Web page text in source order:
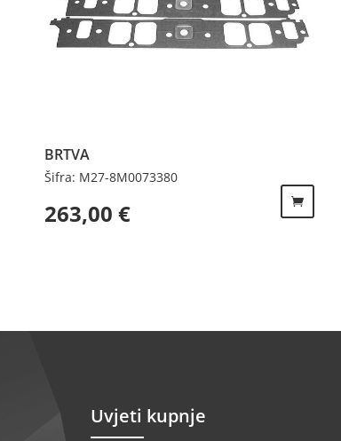
BRTVA
Šifra: M27-8M0073380
263,00 €
Uvjeti kupnje